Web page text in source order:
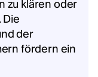
zu klären oder
der
fördern ein